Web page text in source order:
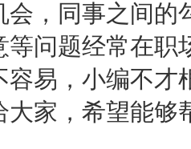
会，同事之间的
等问题经常在职
容易，小编不才
大家，希望能够